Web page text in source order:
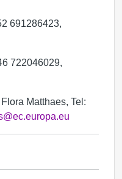
691286423,
722046029,
Flora Matthaes, Tel: